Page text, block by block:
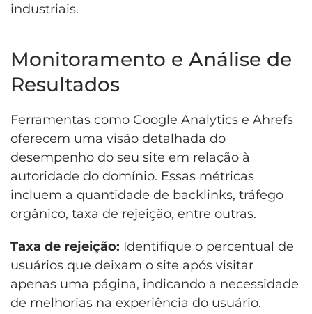
industriais.
Monitoramento e Análise de
Resultados
Ferramentas como Google Analytics e Ahrefs
oferecem uma visão detalhada do
desempenho do seu site em relação à
autoridade do domínio. Essas métricas
incluem a quantidade de backlinks, tráfego
orgânico, taxa de rejeição, entre outras.
Taxa de rejeição: Identifique o percentual de
usuários que deixam o site após visitar
apenas uma página, indicando a necessidade
de melhorias na experiência do usuário.